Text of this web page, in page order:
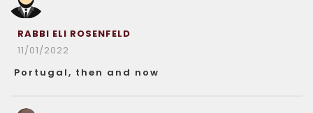
RABBI ELI ROSENFELD
11/01/2022
Portugal, then and now